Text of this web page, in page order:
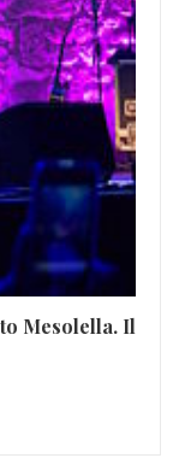
Mesolella. Il